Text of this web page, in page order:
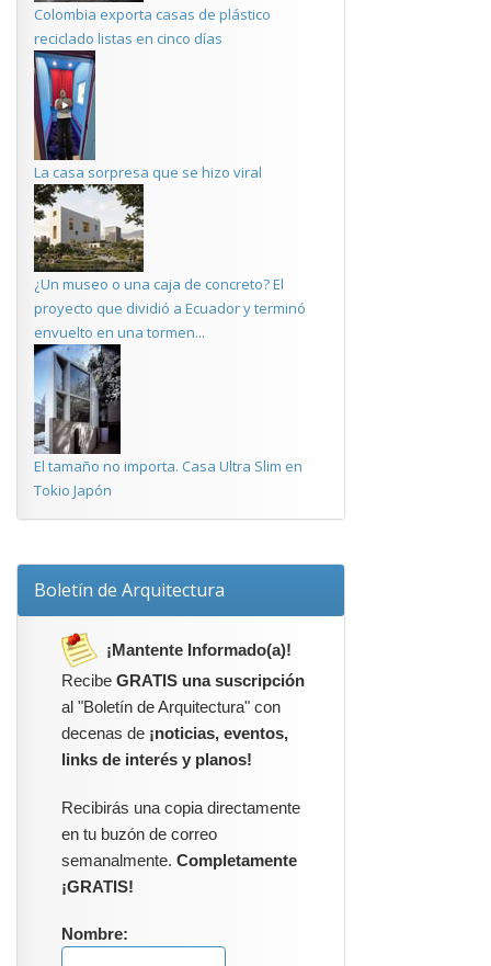
Colombia exporta casas de plástico
reciclado listas en cinco días
La casa sorpresa que se hizo viral
¿Un museo o una caja de concreto? El
proyecto que dividió a Ecuador y terminó
envuelto en una tormen...
El tamaño no importa. Casa Ultra Slim en
Tokio Japón
Boletín de Arquitectura
¡Mantente Informado(a)!
Recibe GRATIS una suscripción
al "Boletín de Arquitectura" con
decenas de ¡noticias, eventos,
links de interés y planos!
Recibirás una copia directamente
en tu buzón de correo
semanalmente. Completamente
¡GRATIS!
Nombre: